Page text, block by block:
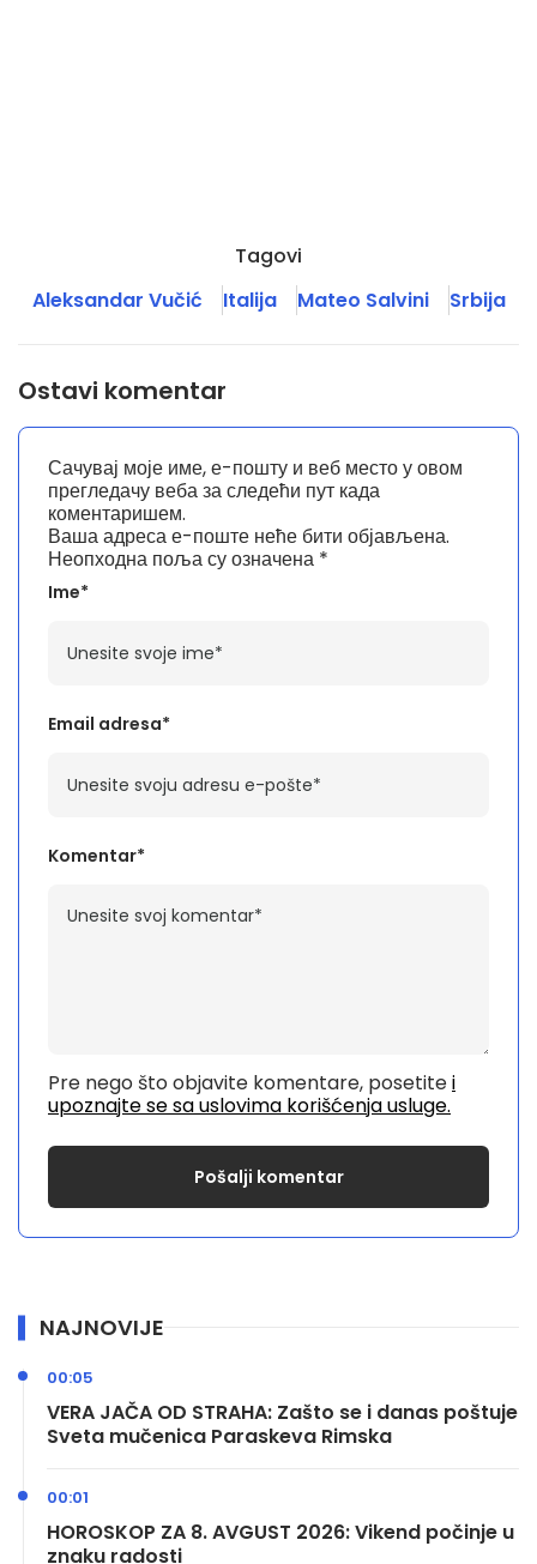
Tagovi
Aleksandar Vučić
Italija Mateo Salvini Srbija
Ostavi komentar
Ваша адреса е-поште неће бити објављена.
Неопходна поља су означена *
Komentar*
Pre nego što objavite komentare, posetitei
upoznajte se sa uslovima korišćenja usluge.
Ime*
Email adresa*
Сачувај моје име, е-пошту и веб место у овом
прегледачу веба за следећи пут када
коментаришем.
NAJNOVIJE
VERA JAČA OD STRAHA: Zašto se i danas poštuje
Sveta mučenica Paraskeva Rimska
00:05
HOROSKOP ZA 8. AVGUST 2026: Vikend počinje u
znaku radosti
00:01